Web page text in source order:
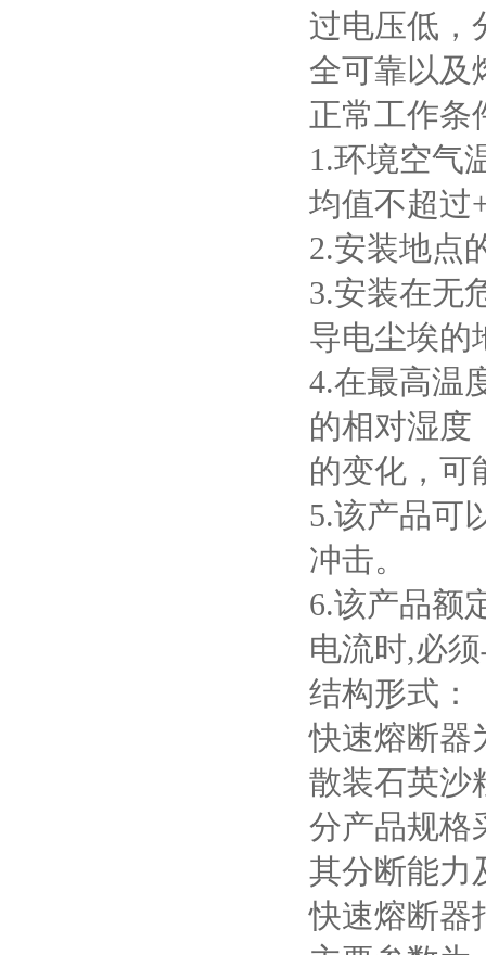
过电压低，
全可靠以及
正常工作条
1.环境空气
均值不超过
2.安装地点
3.安装在无
导电尘埃的
4.在最高温
的相对湿度
的变化，可
5.该产品可
冲击。
6.该产品额
电流时,必
结构形式：
快速熔断器
散装石英沙
分产品规格
其分断能力
快速熔断器